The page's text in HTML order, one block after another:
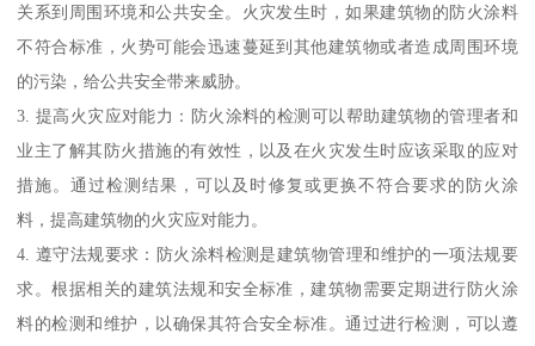
关系到周围环境和公共安全。火灾发生时，如果建筑物的防火涂料
不符合标准，火势可能会迅速蔓延到其他建筑物或者造成周围环境
的污染，给公共安全带来威胁。
3. 提高火灾应对能力：防火涂料的检测可以帮助建筑物的管理者和
业主了解其防火措施的有效性，以及在火灾发生时应该采取的应对
措施。通过检测结果，可以及时修复或更换不符合要求的防火涂
料，提高建筑物的火灾应对能力。
4. 遵守法规要求：防火涂料检测是建筑物管理和维护的一项法规要
求。根据相关的建筑法规和安全标准，建筑物需要定期进行防火涂
料的检测和维护，以确保其符合安全标准。通过进行检测，可以遵